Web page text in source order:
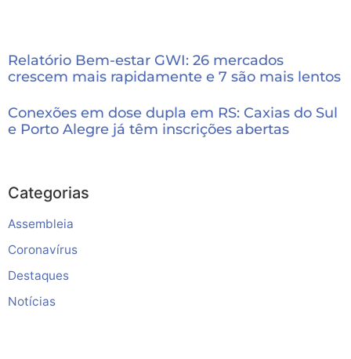
Relatório Bem-estar GWI: 26 mercados
crescem mais rapidamente e 7 são mais lentos
Conexões em dose dupla em RS: Caxias do Sul
e Porto Alegre já têm inscrições abertas
Categorias
Assembleia
Coronavírus
Destaques
Notícias